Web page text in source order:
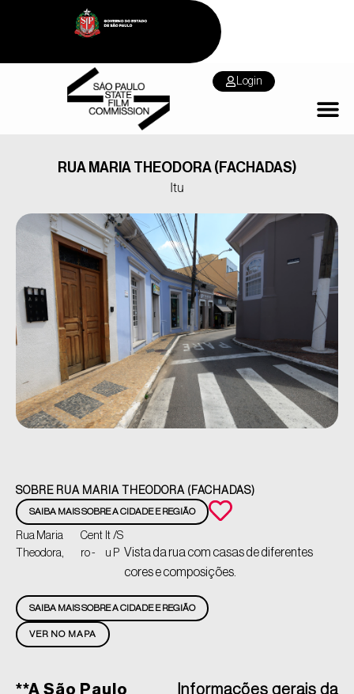
Login
RUA MARIA THEODORA (FACHADAS)
Itu
SOBRE RUA MARIA THEODORA (FACHADAS)
SAIBA MAIS SOBRE A CIDADE E REGIÃO
Rua Maria
Theodora,
Cent
ro -
It
u
/S
P Vista da rua com casas de diferentes
cores e composições.
VER NO MAPA
SAIBA MAIS SOBRE A CIDADE E REGIÃO
**A São Paulo
Informações gerais da